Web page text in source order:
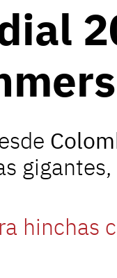
hinchas